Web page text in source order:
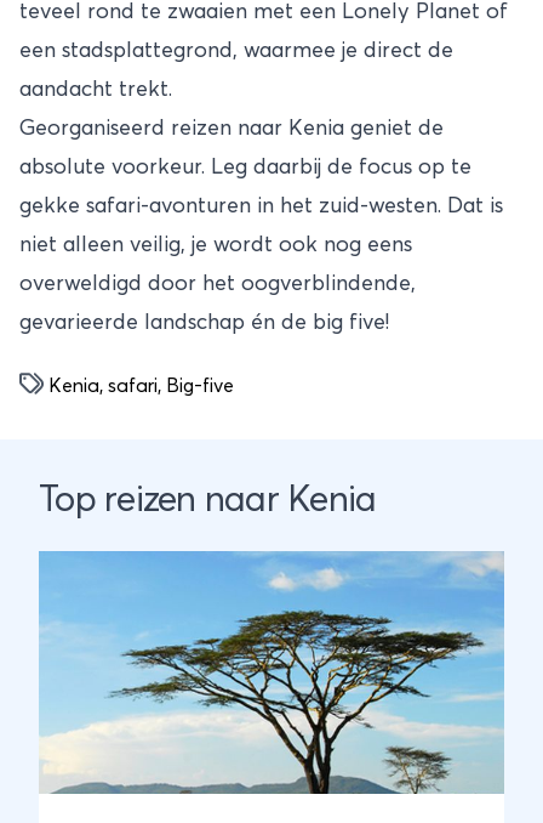
teveel rond te zwaaien met een Lonely Planet of
een stadsplattegrond, waarmee je direct de
aandacht trekt.
Georganiseerd reizen naar Kenia geniet de
absolute voorkeur. Leg daarbij de focus op te
gekke safari-avonturen in het zuid-westen. Dat is
niet alleen veilig, je wordt ook nog eens
overweldigd door het oogverblindende,
gevarieerde landschap én de big five!
Kenia, safari, Big-five
Top reizen naar Kenia